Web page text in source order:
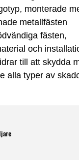
monterade
metallfästen
fästen,
och
till att skydda
alla typer av